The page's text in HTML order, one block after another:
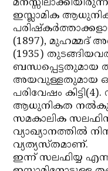
ഇസ്ലാമിക
(1897), മുഹമ്മദ്
(1935)
അയവുള്ളതുമായ
പരിവേഷം
ആധുനികത
സമകാലിക
വ്യാഖ്യാനത്തില്‍
വ്യത്യസ്തമാണ്.
ഇന്ന് സലഫിയ്യ